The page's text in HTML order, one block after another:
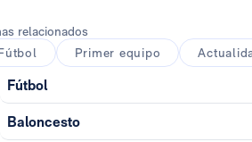
relacionados
Primer equipo
Fútbol
Baloncesto